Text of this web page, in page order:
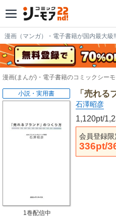
漫画（マンガ）・電子書籍が国内最大級!!
漫画(まんが)・電子書籍のコミックシー
「売れる
石澤昭彦
1,120pt/
会員登録
336pt/
小説・実用書
1巻配信中